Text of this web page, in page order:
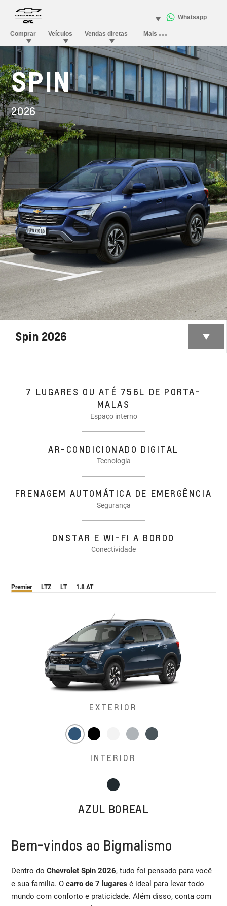
SPIN
2026
Spin 2026
7 LUGARES OU ATÉ 756L DE PORTA-
MALAS
Espaço interno
AR-CONDICIONADO DIGITAL
Tecnologia
FRENAGEM AUTOMÁTICA DE EMERGÊNCIA
Segurança
ONSTAR E WI-FI A BORDO
Conectividade
Premier LTZ LT 1.8 AT
EXTERIOR
INTERIOR
AZUL BOREAL
Bem-vindos ao Bigmalismo
Dentro doChevrolet Spin 2026, tudo foi pensado para você
e sua família. Ocarro de 7 lugares é ideal para levar todo
mundo com conforto e praticidade. Além disso, conta com